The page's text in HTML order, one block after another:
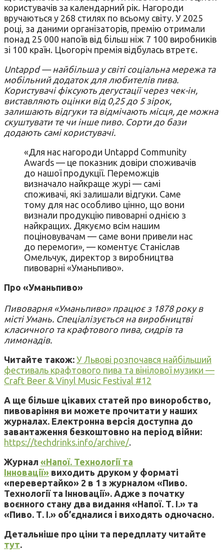
користувачів за календарний рік. Нагороди
вручаються у 268 стилях по всьому світу. У 2025
році, за даними організаторів, премію отримали
понад 25 000 напоїв від більш ніж 7 100 виробників
зі 100 країн. Цьогоріч премія відбулась втретє.
Untappd — найбільша у світі соціальна мережа та
мобільний додаток для любителів пива.
Користувачі фіксують дегустації через чек-ін,
виставляють оцінки від 0,25 до 5 зірок,
залишають відгуки та відмічають місця, де можна
скуштувати те чи інше пиво. Сорти до бази
додають самі користувачі.
«Для нас нагороди Untappd Community
Awards — це показник довіри споживачів
до нашої продукції. Переможців
визначало найкраще журі — самі
споживачі, які залишали відгуки. Саме
тому для нас особливо цінно, що вони
визнали продукцію пивоварні однією з
найкращих. Дякуємо всім нашим
поціновувачам — саме вони привели нас
до перемоги», — коментує Станіслав
Омельчук, директор з виробництва
пивоварні «Уманьпиво».
Про «Уманьпиво»
Пивоварня «Уманьпиво» працює з 1878 року в
місті Умань. Спеціалізується на виробництві
класичного та крафтового пива, сидрів та
лимонадів.
Читайте також: У Львові розпочався найбільший
фестиваль крафтового пива та вінілової музики —
Craft Beer & Vinyl Music Festival #12
А ще більше цікавих статей про виноробство,
пивоваріння ви можете прочитати у наших
журналах. Електронна версія доступна до
завантаження безкоштовно на період війни:
https://techdrinks.info/archive/.
Журнал «Напої. Технології та
Інновації» виходить друком у форматі
«перевертайко» 2 в 1 з журналом «Пиво.
Технології та Інновації». Адже з початку
воєнного стану два видання «Напої. Т. І.» та
«Пиво. Т. І.» об’єдналися і виходять одночасно.
Детальніше про ціни та передплату читайте
тут.